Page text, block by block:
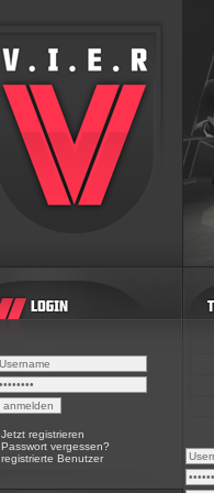
Jetzt registrieren
Passwort vergessen?
registrierte Benutzer